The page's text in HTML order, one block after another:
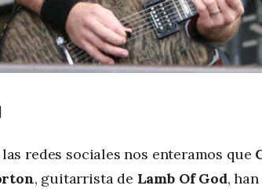
redes sociales nos enteramos que
, guitarrista de Lamb Of God,